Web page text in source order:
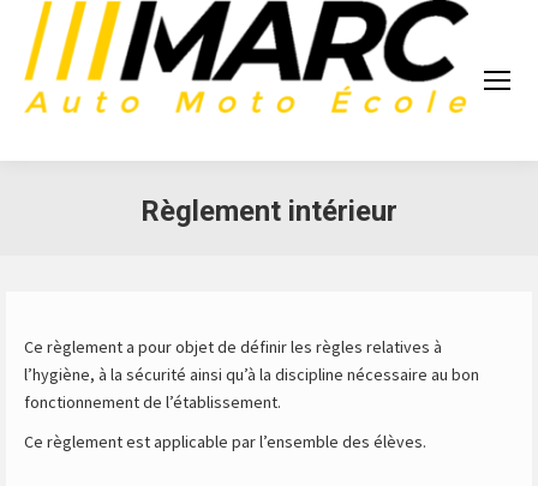
Règlement intérieur
Ce règlement a pour objet de définir les règles relatives à
l’hygiène, à la sécurité ainsi qu’à la discipline nécessaire au bon
fonctionnement de l’établissement.
Ce règlement est applicable par l’ensemble des élèves.